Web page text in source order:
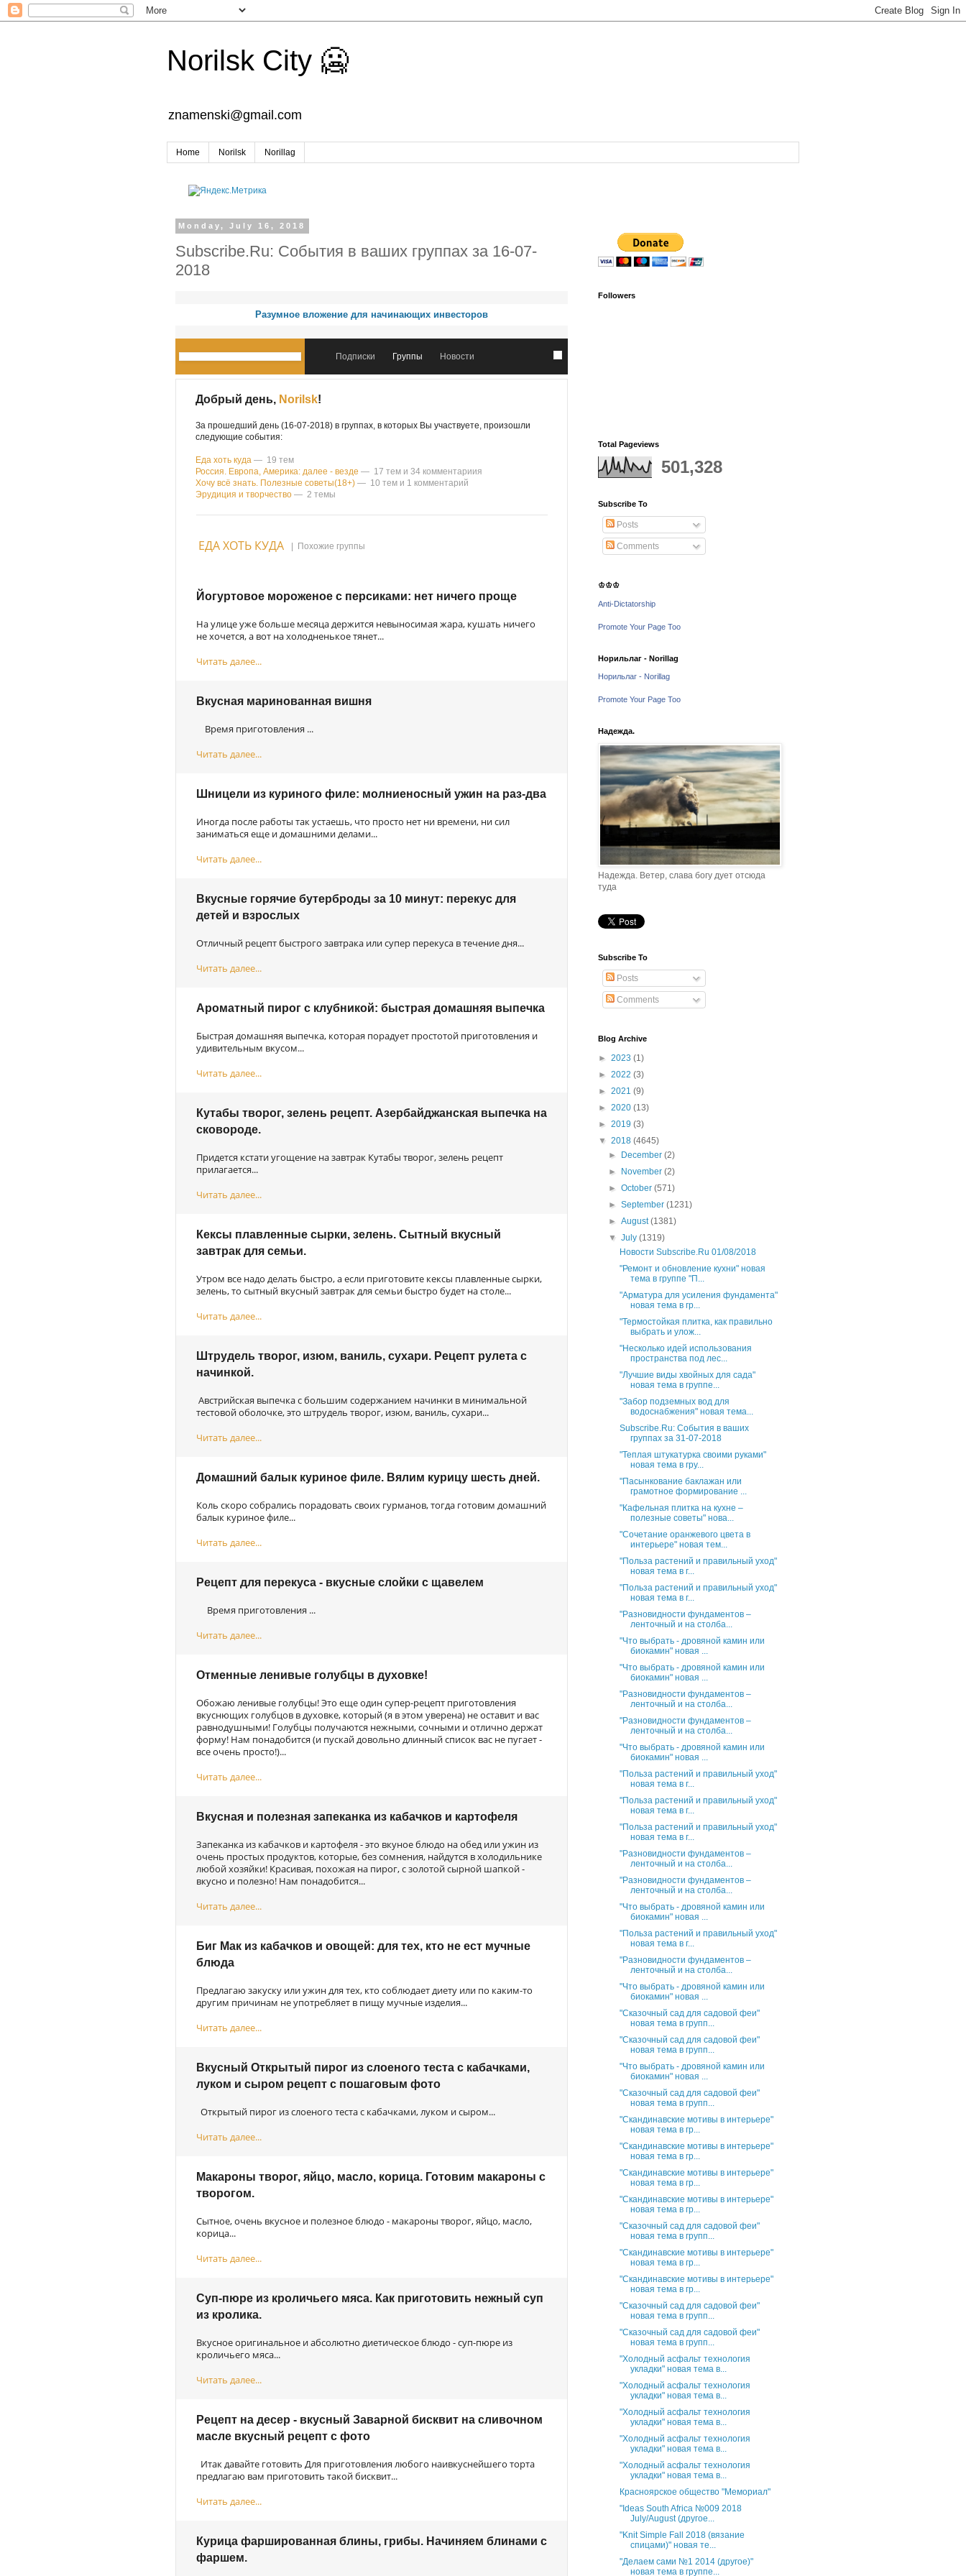
Norilsk City 🥶
znamenski@gmail.com
Home Norilsk Norillag
Monday, July 16, 2018
Subscribe.Ru: События в ваших группах за 16-07-
2018
Разумное вложение для начинающих инвесторов
Подписки Группы Новости
Добрый день, Norilsk!
За прошедший день (16-07-2018) в группах, в которых Вы участвуете, произошли
следующие события:
Еда хоть куда — 19 тем
Россия. Европа, Америка: далее - везде — 17 тем и 34 комментариия
Хочу всё знать. Полезные советы(18+) — 10 тем и 1 комментарий
Эрудиция и творчество — 2 темы
ЕДА ХОТЬ КУДА Похожие группы
Йогуртовое мороженое с персиками: нет ничего проще
На улице уже больше месяца держится невыносимая жара, кушать ничего
не хочется, а вот на холодненькое тянет...
Читать далее...
Вкусная маринованная вишня
Время приготовления ...
Читать далее...
Шницели из куриного филе: молниеносный ужин на раз-два
Иногда после работы так устаешь, что просто нет ни времени, ни сил
заниматься еще и домашними делами...
Читать далее...
Вкусные горячие бутерброды за 10 минут: перекус для
детей и взрослых
Отличный рецепт быстрого завтрака или супер перекуса в течение дня...
Читать далее...
Ароматный пирог с клубникой: быстрая домашняя выпечка
Быстрая домашняя выпечка, которая порадует простотой приготовления и
удивительным вкусом...
Читать далее...
Кутабы творог, зелень рецепт. Азербайджанская выпечка на
сковороде.
Придется кстати угощение на завтрак Кутабы творог, зелень рецепт
прилагается...
Читать далее...
Кексы плавленные сырки, зелень. Сытный вкусный
завтрак для семьи.
Утром все надо делать быстро, а если приготовите кексы плавленные сырки,
зелень, то сытный вкусный завтрак для семьи быстро будет на столе...
Читать далее...
Штрудель творог, изюм, ваниль, сухари. Рецепт рулета с
начинкой.
Австрийская выпечка с большим содержанием начинки в минимальной
тестовой оболочке, это штрудель творог, изюм, ваниль, сухари...
Читать далее...
Домашний балык куриное филе. Вялим курицу шесть дней.
Коль скоро собрались порадовать своих гурманов, тогда готовим домашний
балык куриное филе...
Читать далее...
Рецепт для перекуса - вкусные слойки с щавелем
Время приготовления ...
Читать далее...
Отменные ленивые голубцы в духовке!
Обожаю ленивые голубцы! Это еще один супер-рецепт приготовления
вкуснющих голубцов в духовке, который (я в этом уверена) не оставит и вас
равнодушными! Голубцы получаются нежными, сочными и отлично держат
форму! Нам понадобится (и пускай довольно длинный список вас не пугает -
все очень просто!)...
Читать далее...
Вкусная и полезная запеканка из кабачков и картофеля
Запеканка из кабачков и картофеля - это вкуное блюдо на обед или ужин из
очень простых продуктов, которые, без сомнения, найдутся в холодильнике
любой хозяйки! Красивая, похожая на пирог, с золотой сырной шапкой -
вкусно и полезно! Нам понадобится...
Читать далее...
Биг Мак из кабачков и овощей: для тех, кто не ест мучные
блюда
Предлагаю закуску или ужин для тех, кто соблюдает диету или по каким-то
другим причинам не употребляет в пищу мучные изделия...
Читать далее...
Вкусный Открытый пирог из слоеного теста с кабачками,
луком и сыром рецепт с пошаговым фото
Открытый пирог из слоеного теста с кабачками, луком и сыром...
Читать далее...
Макароны творог, яйцо, масло, корица. Готовим макароны с
творогом.
Сытное, очень вкусное и полезное блюдо - макароны творог, яйцо, масло,
корица...
Читать далее...
Суп-пюре из кроличьего мяса. Как приготовить нежный суп
из кролика.
Вкусное оригинальное и абсолютно диетическое блюдо - суп-пюре из
кроличьего мяса...
Читать далее...
Рецепт на десер - вкусный Заварной бисквит на сливочном
масле вкусный рецепт с фото
Итак давайте готовить Для приготовления любого наивкуснейшего торта
предлагаю вам приготовить такой бисквит...
Читать далее...
Курица фаршированная блины, грибы. Начиняем блинами с
фаршем.
Followers
Total Pageviews
501,328
Subscribe To
Posts
Comments
♔♔♔
Anti-Dictatorship
Promote Your Page Too
Норильлаг - Norillag
Норильлаг - Norillag
Promote Your Page Too
Надежда.
Надежда. Ветер, слава богу дует отсюда
туда
Subscribe To
Posts
Comments
Blog Archive
► 2023 (1)
► 2022 (3)
► 2021 (9)
► 2020 (13)
► 2019 (3)
▼ 2018 (4645)
►
December(2)
►
November(2)
►October(571)
►September(1231)
►August(1381)
▼July(1319)
Новости Subscribe.Ru 01/08/2018
"Ремонт и обновление кухни" новая
тема в группе "П...
"Арматура для усиления фундамента"
новая тема в гр...
"Термостойкая плитка, как правильно
выбрать и улож...
"Несколько идей использования
пространства под лес...
"Лучшие виды хвойных для сада"
новая тема в группе...
"Забор подземных вод для
водоснабжения" новая тема...
Subscribe.Ru: События в ваших
группах за 31-07-2018
"Теплая штукатурка своими руками"
новая тема в гру...
"Пасынкование баклажан или
грамотное формирование ...
"Кафельная плитка на кухне –
полезные советы" нова...
"Сочетание оранжевого цвета в
интерьере" новая тем...
"Польза растений и правильный уход"
новая тема в г...
"Польза растений и правильный уход"
новая тема в г...
"Разновидности фундаментов –
ленточный и на столба...
"Что выбрать - дровяной камин или
биокамин" новая ...
"Что выбрать - дровяной камин или
биокамин" новая ...
"Разновидности фундаментов –
ленточный и на столба...
"Разновидности фундаментов –
ленточный и на столба...
"Что выбрать - дровяной камин или
биокамин" новая ...
"Польза растений и правильный уход"
новая тема в г...
"Польза растений и правильный уход"
новая тема в г...
"Польза растений и правильный уход"
новая тема в г...
"Разновидности фундаментов –
ленточный и на столба...
"Разновидности фундаментов –
ленточный и на столба...
"Что выбрать - дровяной камин или
биокамин" новая ...
"Польза растений и правильный уход"
новая тема в г...
"Разновидности фундаментов –
ленточный и на столба...
"Что выбрать - дровяной камин или
биокамин" новая ...
"Сказочный сад для садовой феи"
новая тема в групп...
"Сказочный сад для садовой феи"
новая тема в групп...
"Что выбрать - дровяной камин или
биокамин" новая ...
"Сказочный сад для садовой феи"
новая тема в групп...
"Скандинавские мотивы в интерьере"
новая тема в гр...
"Скандинавские мотивы в интерьере"
новая тема в гр...
"Скандинавские мотивы в интерьере"
новая тема в гр...
"Скандинавские мотивы в интерьере"
новая тема в гр...
"Сказочный сад для садовой феи"
новая тема в групп...
"Скандинавские мотивы в интерьере"
новая тема в гр...
"Скандинавские мотивы в интерьере"
новая тема в гр...
"Сказочный сад для садовой феи"
новая тема в групп...
"Сказочный сад для садовой феи"
новая тема в групп...
"Холодный асфальт технология
укладки" новая тема в...
"Холодный асфальт технология
укладки" новая тема в...
"Холодный асфальт технология
укладки" новая тема в...
"Холодный асфальт технология
укладки" новая тема в...
"Холодный асфальт технология
укладки" новая тема в...
Красноярское общество "Мемориал"
"Ideas South Africa №009 2018
July/August (другое...
"Knit Simple Fall 2018 (вязание
спицами)" новая те...
"Делаем сами №1 2014 (другое)"
новая тема в группе...